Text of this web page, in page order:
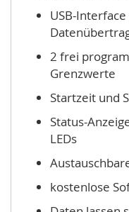
USB-
2 frei
Grenzwerte
Startzeit und
Status-
LEDs
kostenlose